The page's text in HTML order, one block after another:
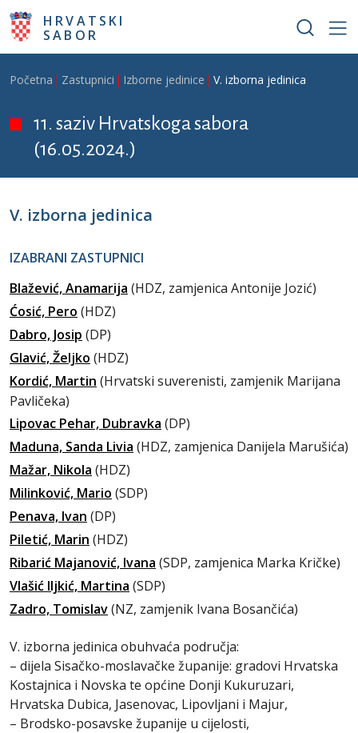
Skoči na glavni sadržaj
HRVATSKI
SABOR
Breadcrumb
Početna Zastupnici Izborne jedinice V. izborna jedinica
11. saziv Hrvatskoga sabora
(16.05.2024.)
V. izborna jedinica
IZABRANI ZASTUPNICI
Blažević, Anamarija (HDZ, zamjenica Antonije Jozić)
Ćosić, Pero (HDZ)
Dabro, Josip (DP)
Glavić, Željko (HDZ)
Kordić, Martin (Hrvatski suverenisti, zamjenik Marijana
Pavličeka)
Lipovac Pehar, Dubravka (DP)
Maduna, Sanda Livia (HDZ, zamjenica Danijela Marušića)
Mažar, Nikola (HDZ)
Milinković, Mario (SDP)
Penava, Ivan (DP)
Piletić, Marin (HDZ)
Ribarić Majanović, Ivana (SDP, zamjenica Marka Kričke)
Vlašić Iljkić, Martina (SDP)
Zadro, Tomislav(NZ, zamjenik Ivana Bosančića)
V. izborna jedinica obuhvaća područja:
– dijela Sisačko-moslavačke županije: gradovi Hrvatska
Kostajnica i Novska te općine Donji Kukuruzari,
Hrvatska Dubica, Jasenovac, Lipovljani i Majur,
– Brodsko-posavske županije u cijelosti,